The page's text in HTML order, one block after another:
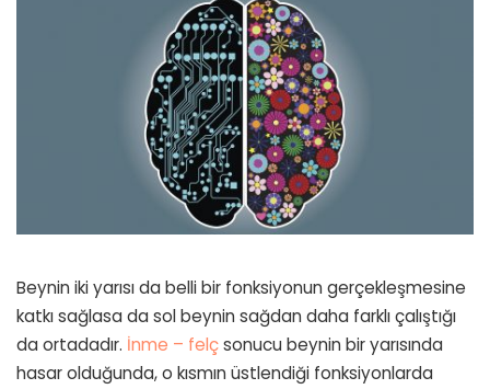
Beynin iki yarısı da belli bir fonksiyonun gerçekleşmesine
katkı sağlasa da sol beynin sağdan daha farklı çalıştığı
da ortadadır. İnme – felçsonucu beynin bir yarısında
hasar olduğunda, o kısmın üstlendiği fonksiyonlarda